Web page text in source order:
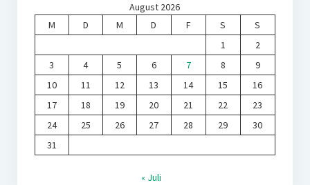
August 2026
M
D M D F S
S
1
2
3
4 5 6 7 8
9
10
11 12 13 14 15
16
17
18 19 20 21 22
23
24
25 26 27 28 29
30
31
« Juli